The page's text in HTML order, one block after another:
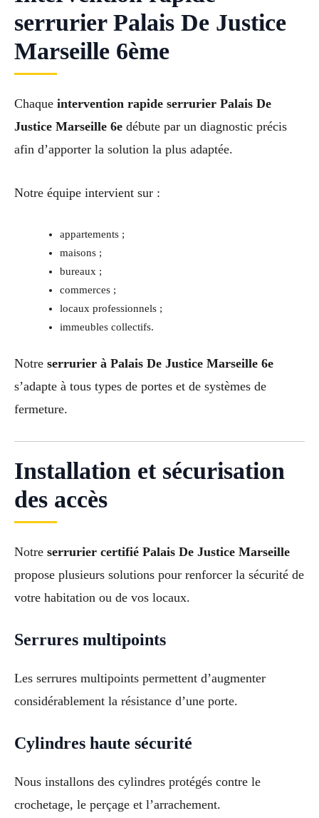
serrurier Palais De Justice
Marseille 6ème
Chaque intervention rapide serrurier Palais De
Justice Marseille 6e débute par un diagnostic précis
afin d’apporter la solution la plus adaptée.
Notre équipe intervient sur :
appartements ;
maisons ;
bureaux ;
commerces ;
locaux professionnels ;
immeubles collectifs.
Notre serrurier à Palais De Justice Marseille 6e
s’adapte à tous types de portes et de systèmes de
fermeture.
Installation et sécurisation
des accès
Notre serrurier certifié Palais De Justice Marseille
propose plusieurs solutions pour renforcer la sécurité de
votre habitation ou de vos locaux.
Serrures multipoints
Les serrures multipoints permettent d’augmenter
considérablement la résistance d’une porte.
Cylindres haute sécurité
Nous installons des cylindres protégés contre le
crochetage, le perçage et l’arrachement.